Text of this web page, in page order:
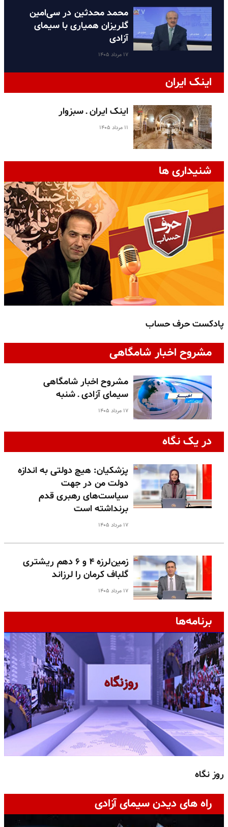
محمد محدثین در سی‌امین
گلریزان همیاری با سیمای
آزادی
۱۷ مرداد ۱۴۰۵
اینک ایران
اینک ایران ـ سبزوار
۱۱ مرداد ۱۴۰۵
شنیداری ها
پادکست حرف حساب
مشروح اخبار شامگاهی
مشروح اخبار شامگاهی
سیمای آزادی ـ شنبه
۱۷ مرداد ۱۴۰۵
در یک نگاه
پزشکیان: هیچ دولتی به اندازه
دولت من در جهت
سیاست‌های رهبری قدم
برنداشته است
۱۷ مرداد ۱۴۰۵
زمین‌لرزه ۴ و ۶ دهم ریشتری
گلباف کرمان را لرزاند
۱۷ مرداد ۱۴۰۵
برنامه‌ها
روز نگاه
راه های دیدن سیمای آزادی